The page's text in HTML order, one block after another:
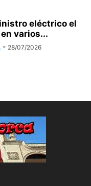
eléctrico el
varios...
- 28/07/2026